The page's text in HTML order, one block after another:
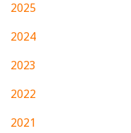
2025
2024
2023
2022
2021